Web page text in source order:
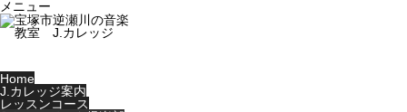
メニュー
Home
J.カレッジ案内
レッスンコース